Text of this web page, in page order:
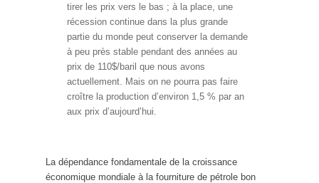
tirer les prix vers le bas ; à la place, une
récession continue dans la plus grande
partie du monde peut conserver la demande
à peu près stable pendant des années au
prix de 110$/baril que nous avons
actuellement. Mais on ne pourra pas faire
croître la production d’environ 1,5 % par an
aux prix d’aujourd’hui.
La dépendance fondamentale de la croissance
économique mondiale à la fourniture de pétrole bon